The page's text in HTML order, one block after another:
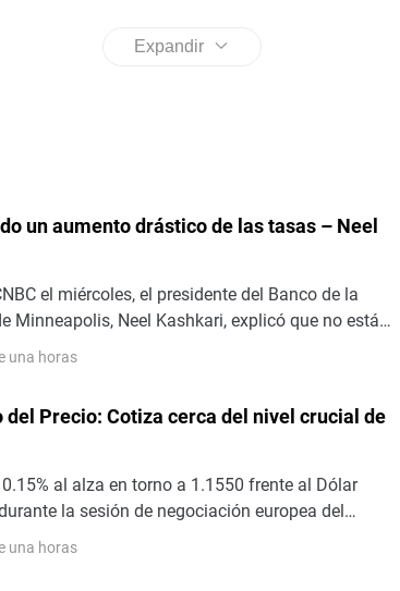
Expandir
un aumento drástico de las tasas – Neel
el miércoles, el presidente del Banco de la
Minneapolis, Neel Kashkari, explicó que no está
de los tipos de interés.
una horas
del Precio: Cotiza cerca del nivel crucial de
al alza en torno a 1.1550 frente al Dólar
la sesión de negociación europea del
principal gana terreno mientras el Dólar
presión vendedora antes de una ajetreada sesión
una horas